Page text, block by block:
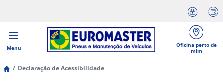
Menu
Oficina perto de
mim
Declaração de Acessibilidade